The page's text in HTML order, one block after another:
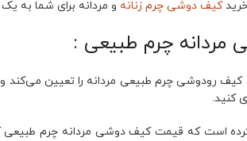
کیف دوشی چرم زنانه و مردانه برای شما به
چرم طبیعی :
کیف رودوشی چرم طبیعی مردانه را تعیین می‌کند
کنید.
است که قیمت کیف دوشی مردانه چرم طبیعی